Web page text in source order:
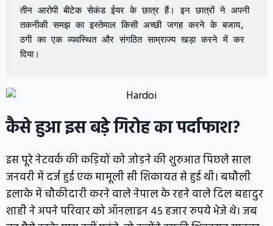
तीन आरोपी बीटेक सेकंड ईयर के छात्र हैं। इन छात्रों ने अपनी
तकनीकी समझ का इस्तेमाल किसी अच्छी जगह करने के बजाय,
ठगी का एक व्यवस्थित और संगठित साम्राज्य खड़ा करने में कर
दिया।
कैसे हुआ इस बड़े गिरोह का पर्दाफाश?
इस पूरे नेटवर्क की कड़ियों को जोड़ने की शुरुआत पिछले साल
जनवरी में दर्ज हुई एक मामूली सी शिकायत से हुई थी। बघौली
इलाके में चौकीदारी करने वाले नेपाल के रहने वाले दिल बहादुर
शाही ने अपने परिवार को ऑनलाइन 45 हजार रुपये भेजे थे। जब